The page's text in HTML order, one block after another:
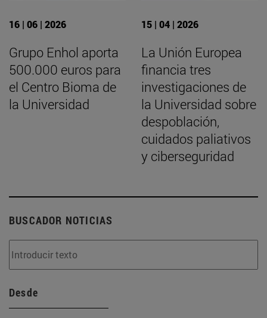
16 | 06 | 2026
Grupo Enhol aporta
500.000 euros para
el Centro Bioma de
la Universidad
15 | 04 | 2026
La Unión Europea
financia tres
investigaciones de
la Universidad sobre
despoblación,
cuidados paliativos
y ciberseguridad
BUSCADOR NOTICIAS
Desde